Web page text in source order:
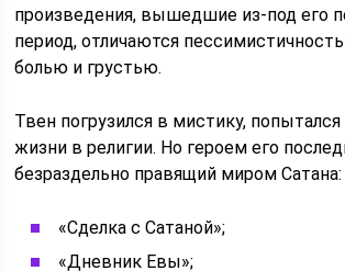
произведения, вышедшие из-под его
период, отличаются
болью и грустью.
Твен погрузился в мистику,
жизни в религии. Но героем его
безраздельно правящий миром Сатана:
«Сделка с Сатаной»;
«Дневник Евы»;